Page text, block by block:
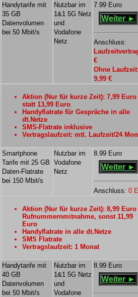
Handytarife mit
35 GB
Datenvolumen
bei 50 Mbit/s
Nutzbar im
1&1 5G Netz
und
Vodafone
Netz
7.99 Euro
Weiter ►
Anschluss:
€
Ohne
9,99 €
Aktion (Nur für kurze Zeit): 7,99 Euro
statt 13,99 Euro
Handyflatrate für Gespräche in alle
dt.Netze
SMS-Flatrate inklusive
Vertragslaufzeit: mtl. Laufzeit/24
Smartphone
Tarife mit 25 GB
Daten-Flatrate
bei 150 Mbit/s
Nutzbar im
Vodafone
Netz
8.99 Euro
Weiter ►
Anschluss: 0
Aktion (Nur für kurze Zeit): 8,99
Rufnummernmitnahme, sonst 11,99
Euro
Handyflatrate in alle dt.Netze
SMS Flatrate
Vertragslaufzeit: 1 Monat
Handytarife mit
40 GB
Datenvolumen
bei 50 Mbit/s
Nutzbar im
1&1 5G Netz
und
Vodafone
8.99 Euro
Weiter ►